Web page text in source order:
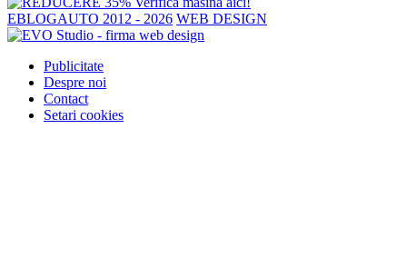
EBLOGAUTO 2012 - 2026 WEB DESIGN
Publicitate
Despre noi
Contact
Setari cookies